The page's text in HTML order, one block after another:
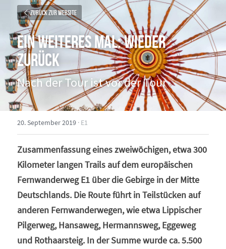
Zurück zur Website
Ein weiteres Mal: Wieder
zurück
Nach der Tour ist vor der Tour
20. September 2019 · E1
Zusammenfassung eines zweiwöchigen, etwa 300
Kilometer langen Trails auf dem europäischen
Fernwanderweg E1 über die Gebirge in der Mitte
Deutschlands. Die Route führt in Teilstücken auf
anderen Fernwanderwegen, wie etwa Lippischer
Pilgerweg, Hansaweg, Hermannsweg, Eggeweg
und Rothaarsteig. In der Summe wurde ca. 5.500